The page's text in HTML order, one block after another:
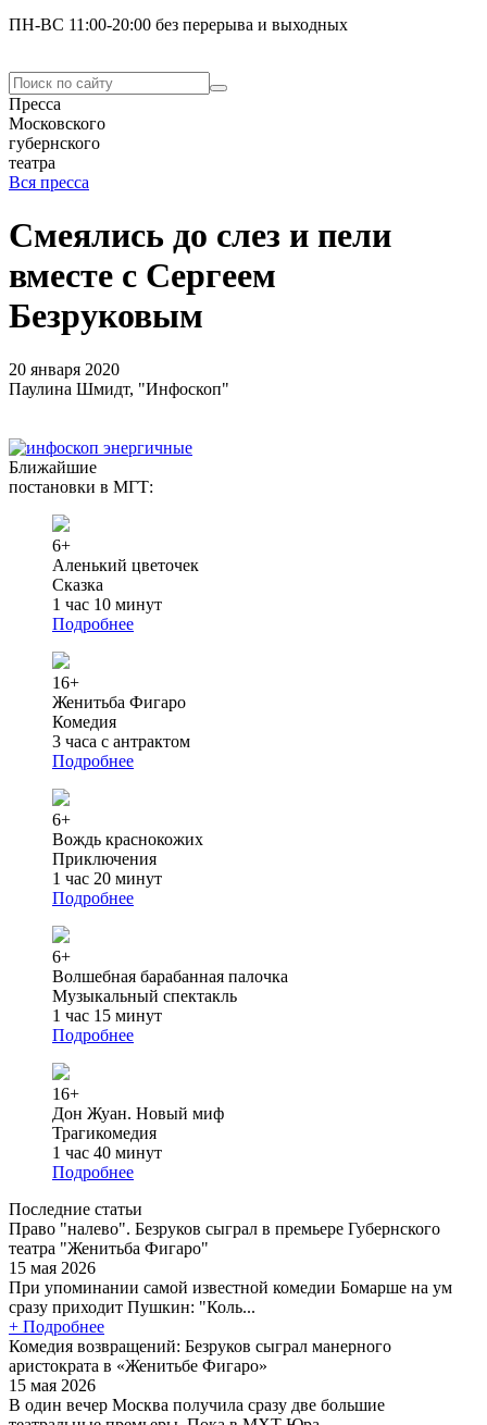
ПН-ВС 11:00-20:00 без перерыва и выходных
Пресса
Московского
губернского
театра
Вся пресса
Смеялись до слез и пели
вместе с Сергеем
Безруковым
20 января 2020
Паулина Шмидт, "Инфоскоп"
Ближайшие
постановки в МГТ:
6+
Аленький цветочек
Сказка
1 час 10 минут
Подробнее
16+
Женитьба Фигаро
Комедия
3 часа с антрактом
Подробнее
6+
Вождь краснокожих
Приключения
1 час 20 минут
Подробнее
6+
Волшебная барабанная палочка
Музыкальный спектакль
1 час 15 минут
Подробнее
16+
Дон Жуан. Новый миф
Трагикомедия
1 час 40 минут
Подробнее
Последние статьи
Право "налево". Безруков сыграл в премьере Губернского
театра "Женитьба Фигаро"
15 мая 2026
При упоминании самой известной комедии Бомарше на ум
сразу приходит Пушкин: "Коль...
+ Подробнее
Комедия возвращений: Безруков сыграл манерного
аристократа в «Женитьбе Фигаро»
15 мая 2026
В один вечер Москва получила сразу две большие